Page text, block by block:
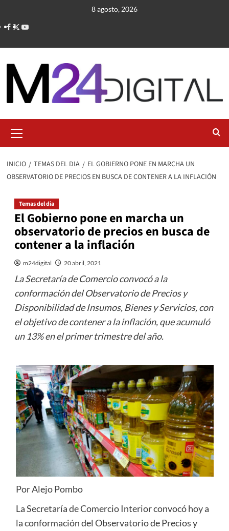
contenido
8 agosto, 2026
primario
INICIO TEMAS DEL DIA
EL GOBIERNO PONE EN MARCHA UN
OBSERVATORIO DE PRECIOS EN BUSCA DE CONTENER A LA INFLACIÓN
Temas del dia
El Gobierno pone en marcha un
observatorio de precios en busca de
contener a la inflación
m24digital 20 abril, 2021
La Secretaría de Comercio convocó a la
conformación del Observatorio de Precios y
Disponibilidad de Insumos, Bienes y Servicios, con
el objetivo de contener a la inflación, que acumuló
un 13% en el primer trimestre del año.
Por Alejo Pombo
La Secretaría de Comercio Interior convocó hoy a
la conformación del Observatorio de Precios y